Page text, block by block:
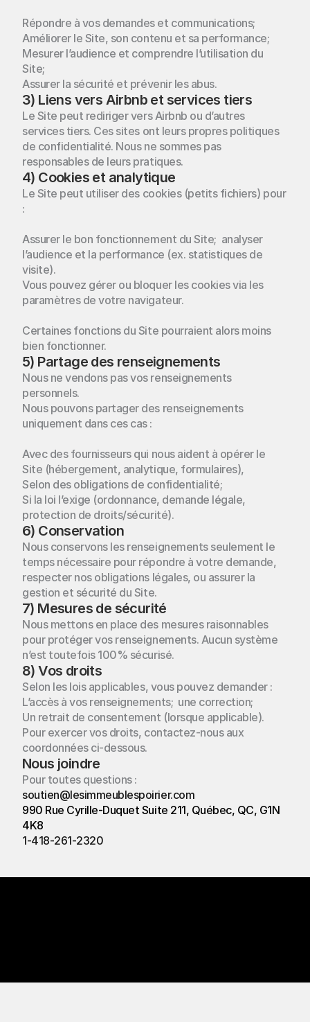
Répondre à vos demandes et communications;
Améliorer le Site, son contenu et sa performance;
Mesurer l’audience et comprendre l’utilisation du
Site;
Assurer la sécurité et prévenir les abus.
3) Liens vers Airbnb et services tiers
Le Site peut rediriger vers Airbnb ou d’autres
services tiers. Ces sites ont leurs propres politiques
de confidentialité. Nous ne sommes pas
responsables de leurs pratiques.
4) Cookies et analytique
Le Site peut utiliser des cookies (petits fichiers) pour
:
Assurer le bon fonctionnement du Site;  analyser
l’audience et la performance (ex. statistiques de
visite).
Vous pouvez gérer ou bloquer les cookies via les
paramètres de votre navigateur.
Certaines fonctions du Site pourraient alors moins
bien fonctionner.
5) Partage des renseignements
Nous ne vendons pas vos renseignements
personnels.
Nous pouvons partager des renseignements
uniquement dans ces cas :
Avec des fournisseurs qui nous aident à opérer le
Site (hébergement, analytique, formulaires),
Selon des obligations de confidentialité;
Si la loi l’exige (ordonnance, demande légale,
protection de droits/sécurité).
6) Conservation
Nous conservons les renseignements seulement le
temps nécessaire pour répondre à votre demande,
respecter nos obligations légales, ou assurer la
gestion et sécurité du Site.
7) Mesures de sécurité
Nous mettons en place des mesures raisonnables
pour protéger vos renseignements. Aucun système
n’est toutefois 100% sécurisé.
8) Vos droits
Selon les lois applicables, vous pouvez demander :
L’accès à vos renseignements;  une correction;
Un retrait de consentement (lorsque applicable).
Pour exercer vos droits, contactez-nous aux
coordonnées ci-dessous.
Nous joindre
Pour toutes questions :
soutien@lesimmeublespoirier.com
990 Rue Cyrille-Duquet Suite 211, Québec, QC, G1N
4K8
1-418-261-2320
Développer des
projets immobiliers
modernes et
performant.
Accueil
Accueil
À propos
À propos
Contact
Contact